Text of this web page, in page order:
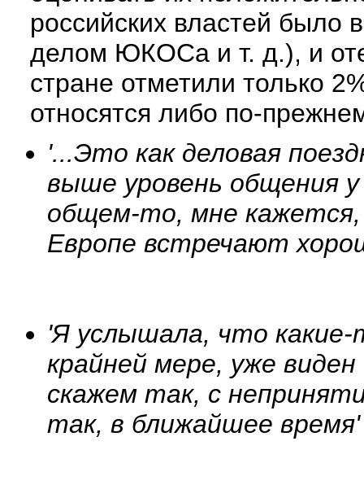
российских властей было
делом ЮКОСа и т. д.), и
стране отметили только
относятся либо по-
'...Это как деловая
выше уровень общения
общем-то, мне
Европе встречают
'Я услышала, что какие-
крайней мере, уже
скажем так, с
так, в ближайшее время'